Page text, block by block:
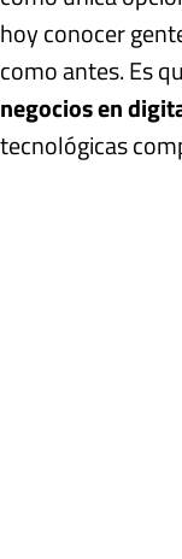
hoy conocer
como antes. Es
negocios en
tecnológicas